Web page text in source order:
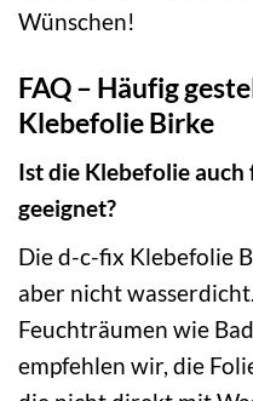
Wünschen!
FAQ – Häufig
Klebefolie Birke
Ist die Klebefolie
geeignet?
Die d-c-fix Klebefolie
aber nicht
Feuchträumen wie
empfehlen wir, die